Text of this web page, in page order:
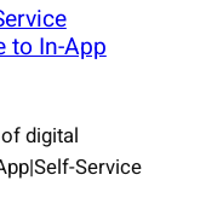
to In-App
digital
Service